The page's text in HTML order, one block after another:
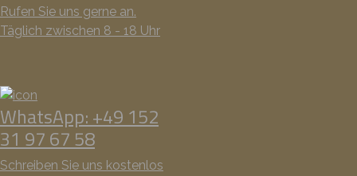
Rufen Sie uns gerne an.
Täglich zwischen 8 - 18 Uhr
WhatsApp: +49 152
31 97 67 58
Schreiben Sie uns kostenlos